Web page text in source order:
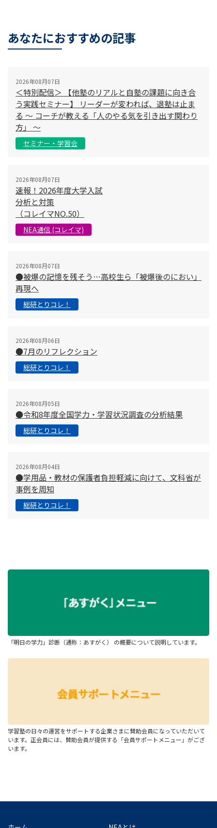
あなたにおすすめの記事
2026年08月07日
＜特別配信＞ 【他塾のリアルと自塾の課題に向き合
う実践セミナー】 リーダーが変われば、退塾は止ま
る 〜 コーチが教える「人のやる気を引き出す関わり
方」 〜
セミナー・学習会
2026年08月07日
速報！2026年度大学入試
分析と対策
（コレイマNO.50）
NEA通信 (コレイマ)
2026年08月07日
●被爆の記憶を残そう…高校生ら「被爆後のにおい」
再現へ
総研とりコレ！
2026年08月06日
●7月のリフレクション
総研とりコレ！
2026年08月05日
●令和8年度全国学力・学習状況調査の分析結果
総研とりコレ！
2026年08月04日
●学用品・教材の保護者負担軽減に向けて、文科省が
事例を周知
総研とりコレ！
「明日の学力」診断（通称：あすがく） の概要について説明しています。
学習塾の日々の運営をサポートする企業さまに賛助会員になっていただいて
います。正会員には、賛助会員が提供する「会員サポートメニュー」がござ
います。